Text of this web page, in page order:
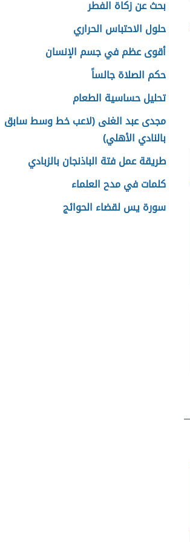
بحث عن زكاة الفطر
حلول الاحتباس الحراري
أقوى عظم في جسم الإنسان
حكم الصلاة جالساً
تحليل حساسية الطعام
مجدى عبد الغنى (لاعب خط وسط سابق
بالنادي الأهلي)
طريقة عمل فتة الباذنجان بالزبادي
كلمات في مدح العلماء
سورة يس لقضاء الحوائج